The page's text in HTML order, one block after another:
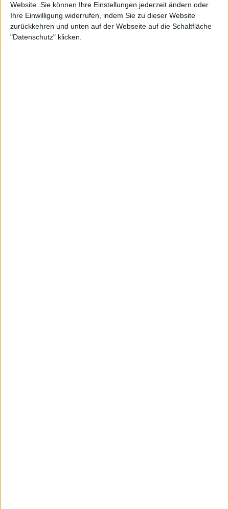
Website. Sie können Ihre Einstellungen jederzeit ändern oder
Ihre Einwilligung widerrufen, indem Sie zu dieser Website
zurückkehren und unten auf der Webseite auf die Schaltfläche
"Datenschutz" klicken.